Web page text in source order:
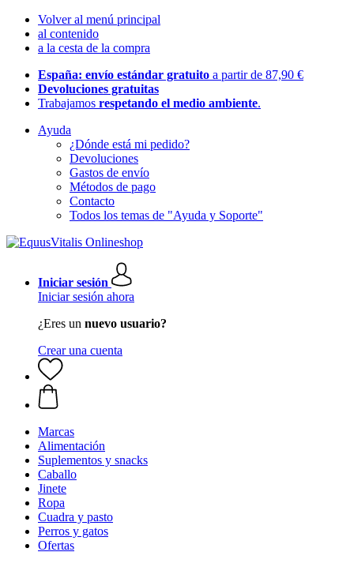
Volver al menú principal
al contenido
a la cesta de la compra
España: envío estándar gratuito a partir de 87,90 €
Devoluciones gratuitas
Trabajamos respetando el medio ambiente.
Ayuda
¿Dónde está mi pedido?
Devoluciones
Gastos de envío
Métodos de pago
Contacto
Todos los temas de "Ayuda y Soporte"
Iniciar sesión
Iniciar sesión ahora
¿Eres un nuevo usuario?
Crear una cuenta
Marcas
Alimentación
Suplementos y snacks
Caballo
Jinete
Ropa
Cuadra y pasto
Perros y gatos
Ofertas